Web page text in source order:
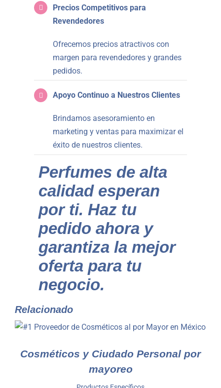
Precios Competitivos para
Revendedores
Ofrecemos precios atractivos con
margen para revendedores y grandes
pedidos.
Apoyo Continuo a Nuestros Clientes
Brindamos asesoramiento en
marketing y ventas para maximizar el
éxito de nuestros clientes.
Perfumes de alta
calidad esperan
por ti. Haz tu
pedido ahora y
garantiza la mejor
oferta para tu
negocio.
Relacionado
Cosméticos y Ciudado Personal por
mayoreo